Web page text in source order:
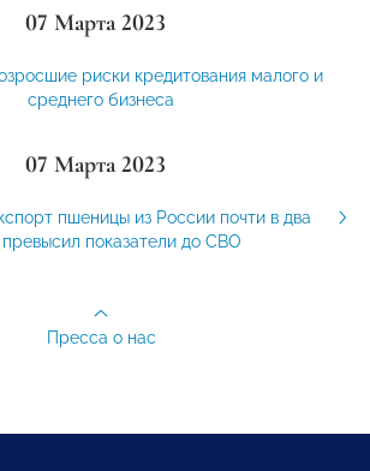
07 Марта 2023
риски кредитования малого и
среднего бизнеса
07 Марта 2023
пшеницы из России почти в два
превысил показатели до СВО
Пресса о нас